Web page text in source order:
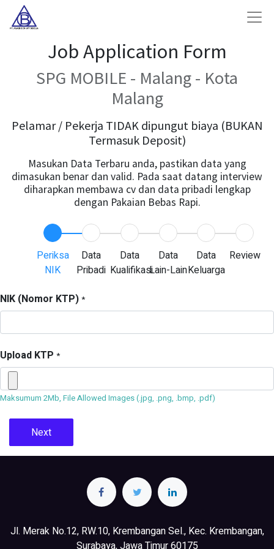
Job Application Form
SPG MOBILE - Malang - Kota
Malang
Pelamar / Pekerja TIDAK dipungut biaya (BUKAN
Termasuk Deposit)
Masukan Data Terbaru anda, pastikan data yang
dimasukan benar dan valid. Pada saat datang interview
diharapkan membawa cv dan data pribadi lengkap
dengan Pakaian Bebas Rapi.
Periksa
NIK
Data
Pribadi
Data
Kualifikasi
Data
Lain-Lain
Data
Keluarga
Review
NIK (Nomor KTP) *
Upload KTP *
Maksumum 2Mb, File Allowed Images (.jpg, .png, .bmp, .pdf)
Next
Jl. Merak No.12, RW.10, Krembangan Sel., Kec. Krembangan,
Surabaya, Jawa Timur 60175